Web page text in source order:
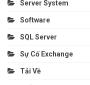
Server System
Software
SQL Server
Sự Cố Exchange
Tải Về